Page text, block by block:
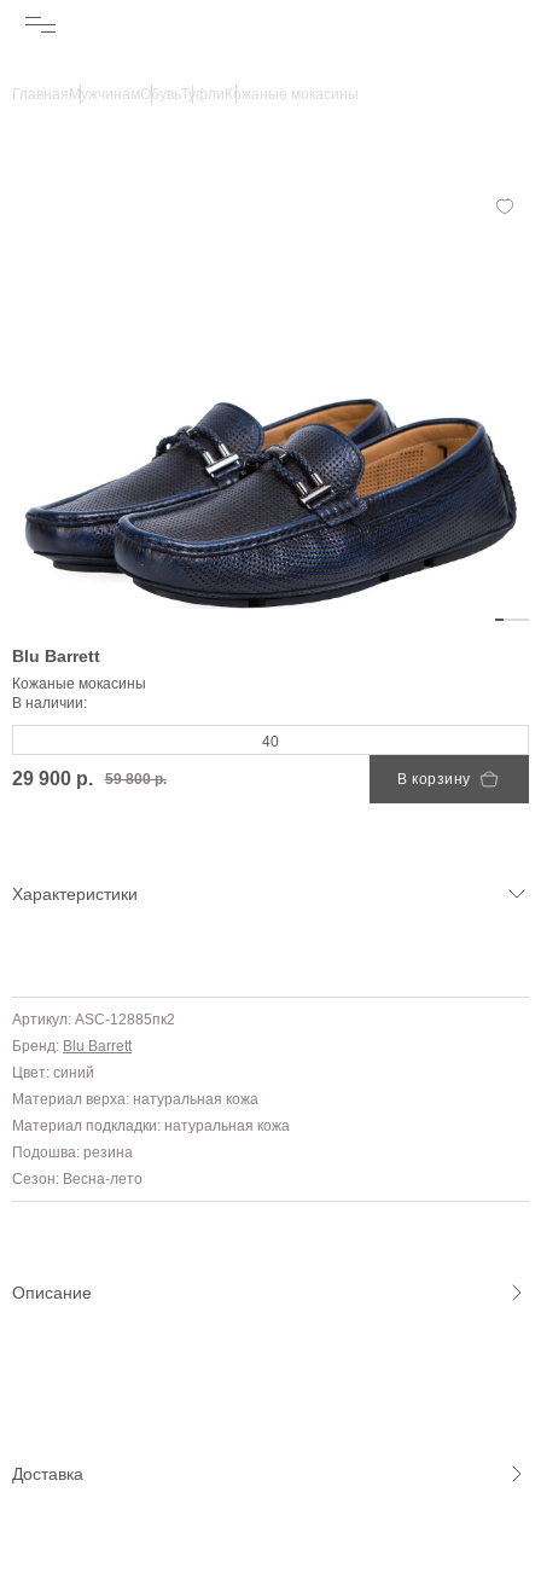
Главная МужчинамОбувьТуфли Кожаные мокасины
Blu Barrett
Кожаные мокасины
В наличии:
40
29 900 р. 59 800 р. В корзину
Характеристики
Артикул: ASC-12885пк2
Бренд: Blu Barrett
Цвет: синий
Материал верха: натуральная кожа
Материал подкладки: натуральная кожа
Подошва: резина
Сезон: Весна-лето
Описание
Доставка